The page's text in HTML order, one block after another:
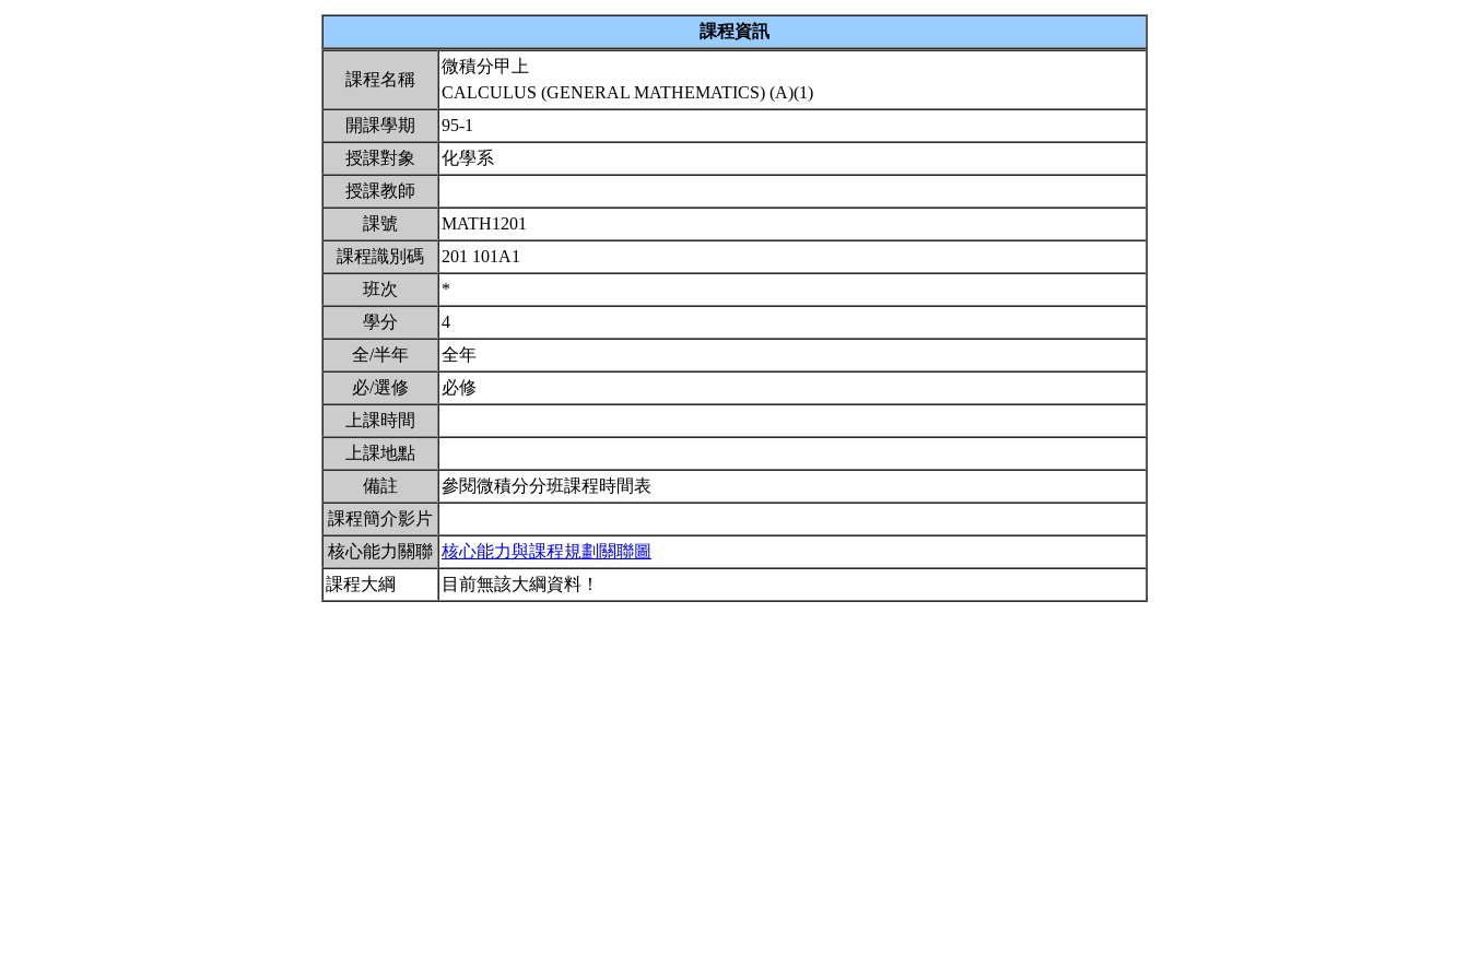
課程資訊
課程名稱
微積分甲上
CALCULUS (GENERAL MATHEMATICS) (A)(1)
開課學期
95-1
授課對象
化學系
授課教師
課號
MATH1201
課程識別碼
201 101A1
班次
*
學分
4
全/半年
全年
必/選修
必修
上課時間
上課地點
備註
參閱微積分分班課程時間表
課程簡介影片
核心能力關聯 核心能力與課程規劃關聯圖
課程大綱
目前無該大綱資料！